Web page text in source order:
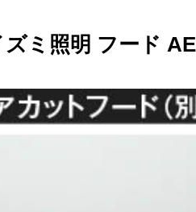
ミ照明 フード